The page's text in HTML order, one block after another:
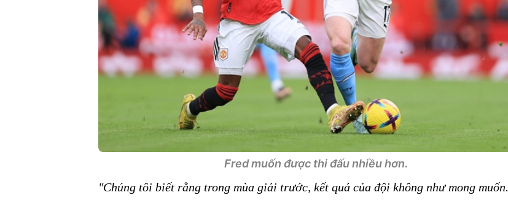
Fred muốn được thi đấu nhiều hơn.
"Chúng tôi biết rằng trong mùa giải trước, kết quả của đội không như mong muốn.